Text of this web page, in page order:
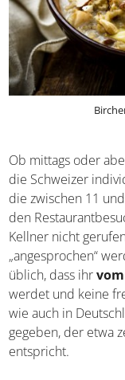
Ob mittags oder
entscheiden die
Restaurants, die
anbieten. Für den
wissen, dass
durch Gesten
gehobenen
einem Tisch